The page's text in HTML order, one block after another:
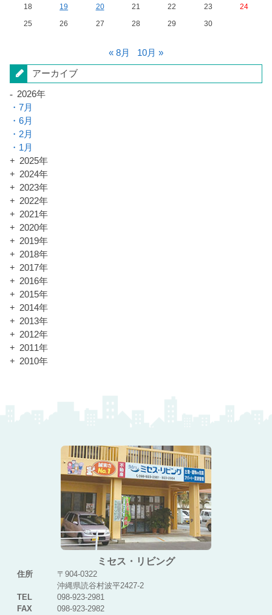
18
19 20 21 22 23
24
25
26 27 28 29 30
« 8月 10月 »
アーカイブ
2026年
7月
6月
2月
1月
2025年
2024年
2023年
2022年
2021年
2020年
2019年
2018年
2017年
2016年
2015年
2014年
2013年
2012年
2011年
2010年
ミセス・リビング
住所
〒904-0322
沖縄県読谷村波平2427-2
TEL
098-923-2981
FAX
098-923-2982